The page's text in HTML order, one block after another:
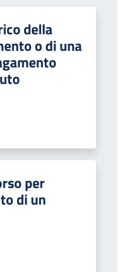
della
o di una
per
di un